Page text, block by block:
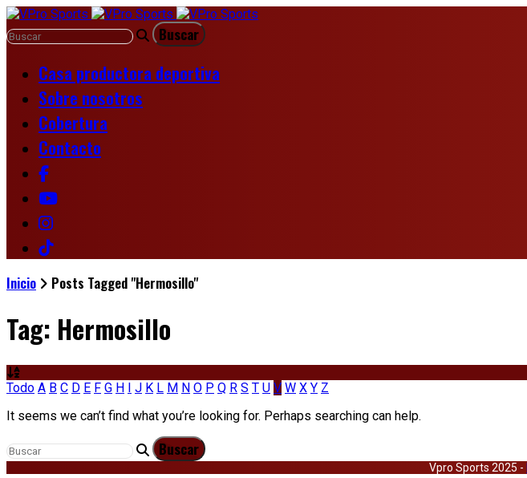
Casa productora deportiva
Sobre nosotros
Cobertura
Contacto
Inicio Posts Tagged "Hermosillo"
Tag: Hermosillo
Todo A B C D E F G H I J K L M N O P Q R S T U V W X Y Z
It seems we can’t find what you’re looking for. Perhaps searching can help.
Vpro Sports 2025 -